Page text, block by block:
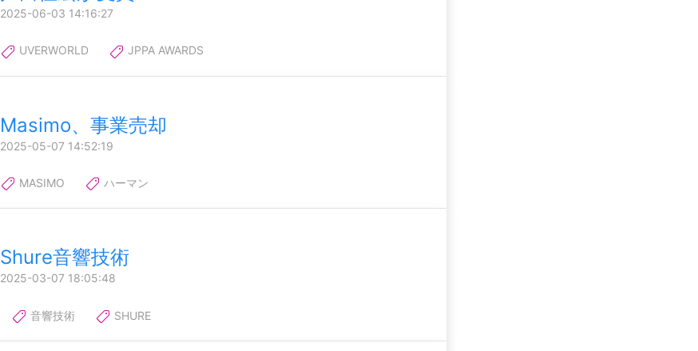
2025-06-03 14:16:27
UVERWORLD JPPA AWARDS
Masimo、事業売却
2025-05-07 14:52:19
MASIMO ハーマン
Shure音響技術
2025-03-07 18:05:48
音響技術 SHURE